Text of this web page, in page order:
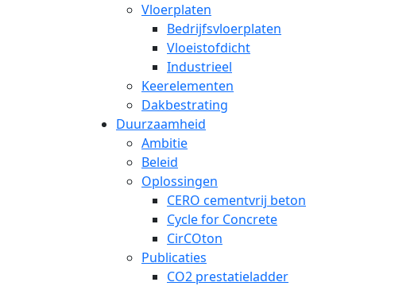
Vloerplaten
Bedrijfsvloerplaten
Vloeistofdicht
Industrieel
Keerelementen
Dakbestrating
Duurzaamheid
Ambitie
Beleid
Oplossingen
CERO cementvrij beton
Cycle for Concrete
CirCOton
Publicaties
CO2 prestatieladder